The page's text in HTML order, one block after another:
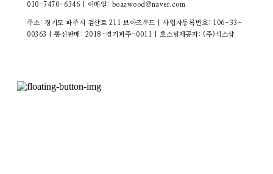
010-7470-6346 | 이메일: boazwood@naver.com
주소: 경기도 파주시 검산로 211 보아즈우드 | 사업자등록번호: 106-33-
00363
| 통신판매: 2018-경기파주-0011 | 호스팅제공자: (주)식스샵